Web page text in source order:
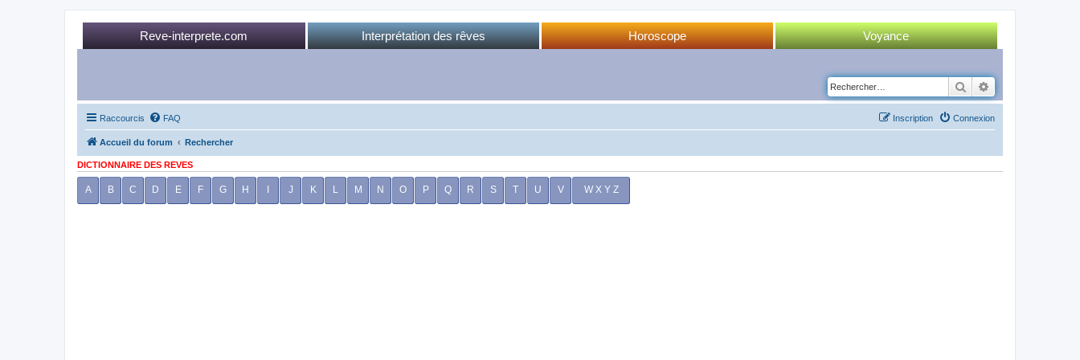
Reve-interprete.com
Interprétation des rêves
Horoscope
Voyance
Tirage Tarot
Rechercher
Raccourcis FAQ Connexion
Inscription
Accueil du forum Rechercher
DICTIONNAIRE DES REVES
A B C D E F G H J K L M N O P Q R S T U V W X Y Z